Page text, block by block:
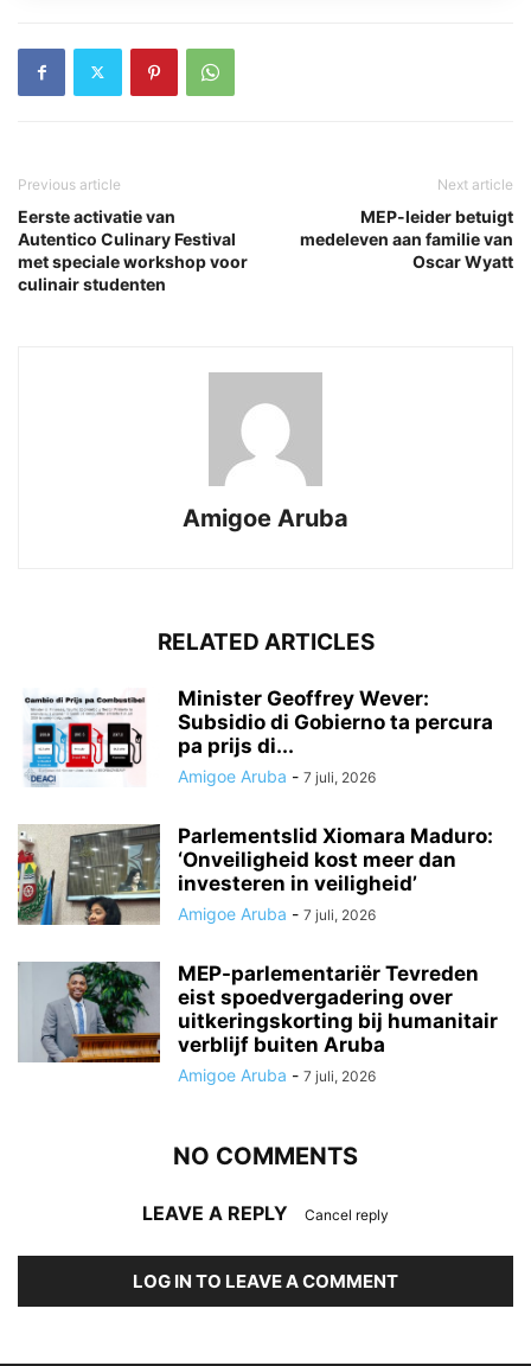
Previous article
Eerste activatie van
Autentico Culinary Festival
met speciale workshop voor
culinair studenten
Next article
MEP-leider betuigt
medeleven aan familie van
Oscar Wyatt
Amigoe Aruba
RELATED ARTICLES
Minister Geoffrey Wever:
Subsidio di Gobierno ta percura
pa prijs di...
Amigoe Aruba - 7 juli, 2026
Parlementslid Xiomara Maduro:
‘Onveiligheid kost meer dan
investeren in veiligheid’
Amigoe Aruba - 7 juli, 2026
MEP-parlementariër Tevreden
eist spoedvergadering over
uitkeringskorting bij humanitair
verblijf buiten Aruba
Amigoe Aruba - 7 juli, 2026
NO COMMENTS
LEAVE A REPLY Cancel reply
LOG IN TO LEAVE A COMMENT